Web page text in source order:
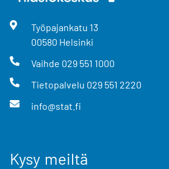
Työpajankatu 13
00580 Helsinki
Vaihde 029 551 1000
Tietopalvelu 029 551 2220
info@stat.fi
Kysy meiltä